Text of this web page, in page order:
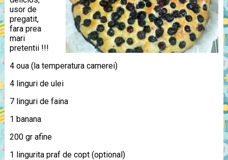
usor de
pregatit,
fara prea
mari
pretentii !!!
4 oua (la temperatura camerei)
4 linguri de ulei
7 linguri de faina
1 banana
200 gr afine
1 lingurita praf de copt (optional)